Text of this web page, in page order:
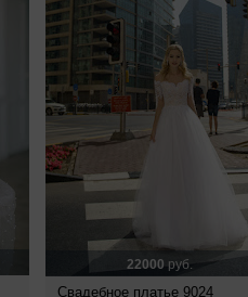
22000руб.
Свадебное платье 9024